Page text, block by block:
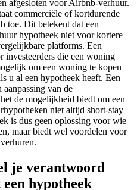
afgesloten voor Airbnb-verhuur.
commerciële of kortdurende
toe. Dit betekent dat een
hypotheek niet voor kortere
platforms. Een
investeerders die een woning
om een woning te kopen
u al een hypotheek heeft. Een
van de
de mogelijkheid biedt om een
niet altijd short-stay
is dus geen oplossing voor wie
maar biedt wel voordelen voor
je verantwoord
hypotheek